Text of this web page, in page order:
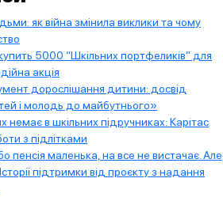
як війна змінила виклики та чому
5000 “Шкільних портфеликів” для
акція
дорослішання дитини: досвід
і молодь до майбутнього»
немає в шкільних підручниках: Карітас
з підлітками
пенсія маленька, на все не вистачає. Але
підтримки від проєкту з надання